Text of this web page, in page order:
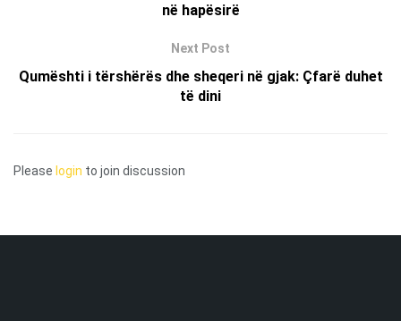
në hapësirë
Next Post
Qumështi i tërshërës dhe sheqeri në gjak: Çfarë duhet
të dini
Please login to join discussion